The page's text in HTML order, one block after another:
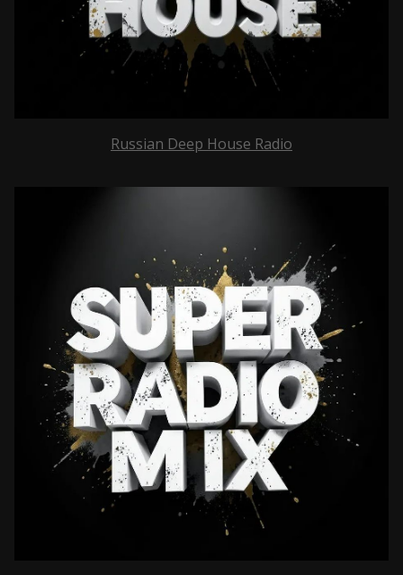
Russian Deep House Radio